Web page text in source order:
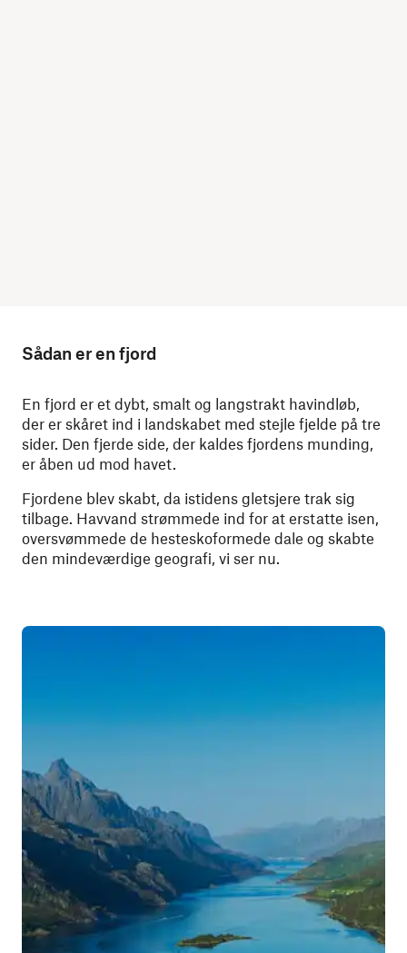
Sådan er en fjord
En fjord er et dybt, smalt og langstrakt havindløb,
der er skåret ind i landskabet med stejle fjelde på tre
sider. Den fjerde side, der kaldes fjordens munding,
er åben ud mod havet.
Fjordene blev skabt, da istidens gletsjere trak sig
tilbage. Havvand strømmede ind for at erstatte isen,
oversvømmede de hesteskoformede dale og skabte
den mindeværdige geografi, vi ser nu.